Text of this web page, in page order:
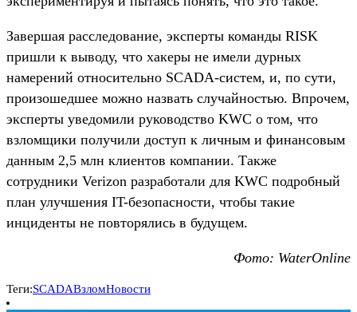
Завершая расследование, эксперты команды RISK
пришли к выводу, что хакеры не имели дурных
намерений относительно SCADA-систем, и, по сути,
произошедшее можно назвать случайностью. Впрочем,
эксперты уведомили руководство KWC о том, что
взломщики получили доступ к личным и финансовым
данным 2,5 млн клиентов компании. Также
сотрудники Verizon разработали для KWC подробный
план улучшения IT-безопасности, чтобы такие
инциденты не повторялись в будущем.
Фото: WaterOnline
Теги:SCADAВзломНовости